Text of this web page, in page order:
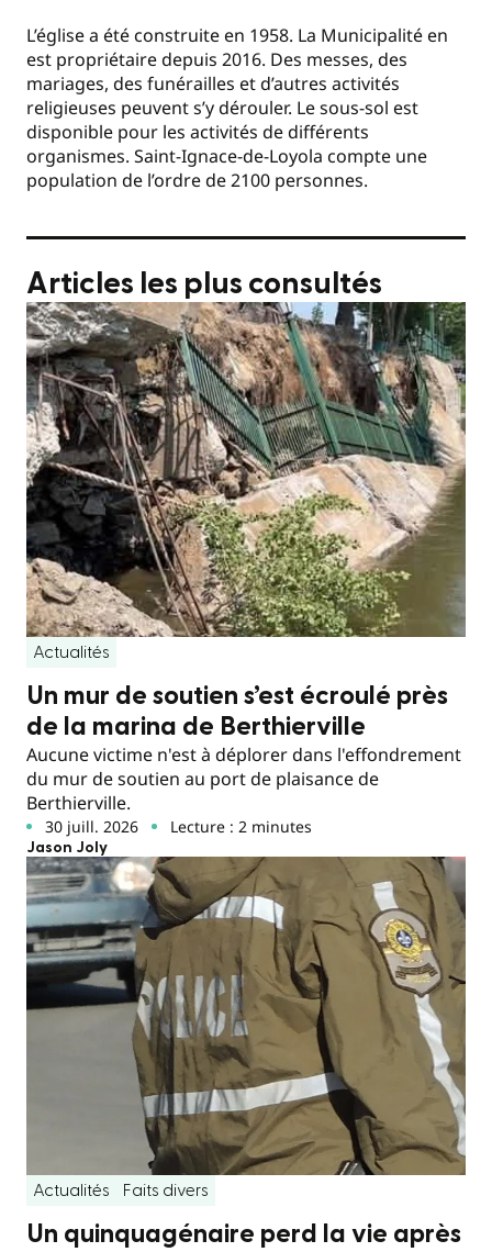
L’église a été construite en 1958. La Municipalité en
est propriétaire depuis 2016. Des messes, des
mariages, des funérailles et d’autres activités
religieuses peuvent s’y dérouler. Le sous-sol est
disponible pour les activités de différents
organismes. Saint-Ignace-de-Loyola compte une
population de l’ordre de 2100 personnes.
Articles les plus consultés
Actualités
Un mur de soutien s’est écroulé près
de la marina de Berthierville
Aucune victime n'est à déplorer dans l'effondrement
du mur de soutien au port de plaisance de
Berthierville.
30 juill. 2026 Lecture : 2 minutes
Jason Joly
Actualités Faits divers
Un quinquagénaire perd la vie après